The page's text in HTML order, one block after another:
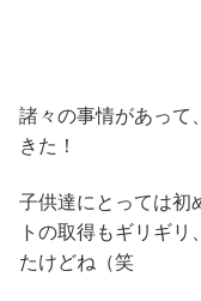
諸々の事情があって
きた！
子供達にとっては初
トの取得もギリギ
たけどね（笑